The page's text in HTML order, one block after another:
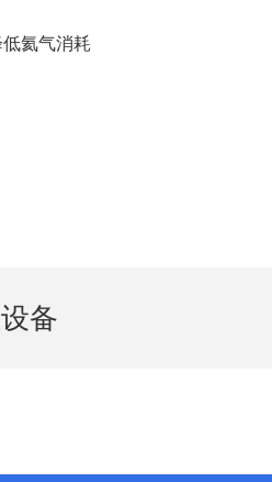
氦气消耗
备